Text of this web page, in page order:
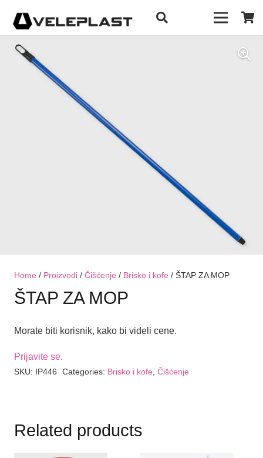
Home / Proizvodi / Čišćenje / Brisko i kofe / ŠTAP ZA MOP
ŠTAP ZA MOP
Morate biti korisnik, kako bi videli cene.
Prijavite se.
SKU: IP446 Categories: Brisko i kofe Čišćenje
Related products